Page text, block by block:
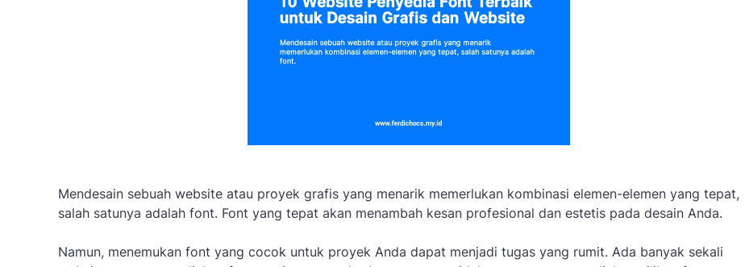
Mendesain sebuah website atau proyek grafis yang menarik memerlukan kombinasi elemen-elemen yang tepat,
salah satunya adalah font. Font yang tepat akan menambah kesan profesional dan estetis pada desain Anda.
Namun, menemukan font yang cocok untuk proyek Anda dapat menjadi tugas yang rumit. Ada banyak sekali